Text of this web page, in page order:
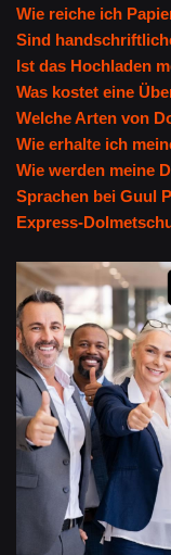
Wie reiche ich
Sind
Ist das Hochladen
Was kostet eine
Welche Arten von
Wie erhalte ich
Wie werden meine
Sprachen bei Guul
Express-